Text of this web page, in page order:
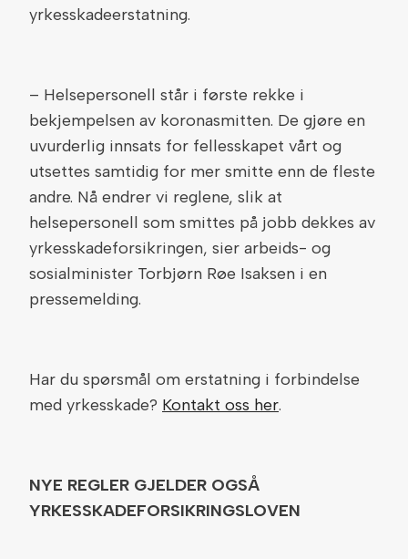
yrkesskadeerstatning.
– Helsepersonell står i første rekke i
bekjempelsen av koronasmitten. De gjøre en
uvurderlig innsats for fellesskapet vårt og
utsettes samtidig for mer smitte enn de fleste
andre. Nå endrer vi reglene, slik at
helsepersonell som smittes på jobb dekkes av
yrkesskadeforsikringen, sier arbeids- og
sosialminister Torbjørn Røe Isaksen i en
pressemelding.
Har du spørsmål om erstatning i forbindelse
med yrkesskade? Kontakt oss her.
NYE REGLER GJELDER OGSÅ
YRKESSKADEFORSIKRINGSLOVEN